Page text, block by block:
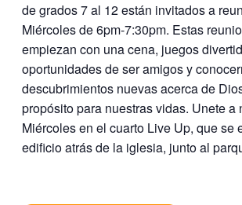
de grados 7 al 12 están invitados a
Miércoles de 6pm-7:30pm. Estas
empiezan con una cena, juegos
oportunidades de ser amigos y
descubrimientos nuevas acerca de
propósito para nuestras vidas. Unete a
Miércoles en el cuarto Live Up, que se
edificio atrás de la iglesia, junto al